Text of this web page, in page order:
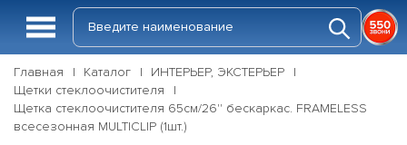
Главная Каталог
ИНТЕРЬЕР, ЭКСТЕРЬЕР
Щетки стеклоочистителя
Щетка стеклоочистителя 65см/26'' бескаркас. FRAMELESS
всесезонная MULTICLIP (1шт.)